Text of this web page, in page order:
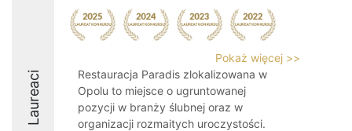
Laureaci
Pokaż więcej >>
Restauracja Paradis zlokalizowana w
Opolu to miejsce o ugruntowanej
pozycji w branży ślubnej oraz w
organizacji rozmaitych uroczystości.